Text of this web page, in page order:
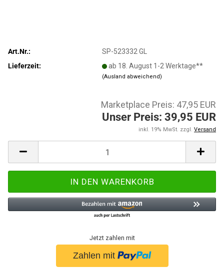
Art.Nr.:
SP-523332 GL
Lieferzeit:
ab 18. August 1-2 Werktage**
(Ausland abweichend)
Marketplace Preis: 47,95 EUR
Unser Preis: 39,95 EUR
inkl. 19% MwSt. zzgl. Versand
Jetzt zahlen mit